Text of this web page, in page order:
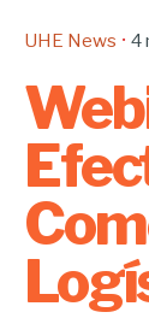
UHE News 4